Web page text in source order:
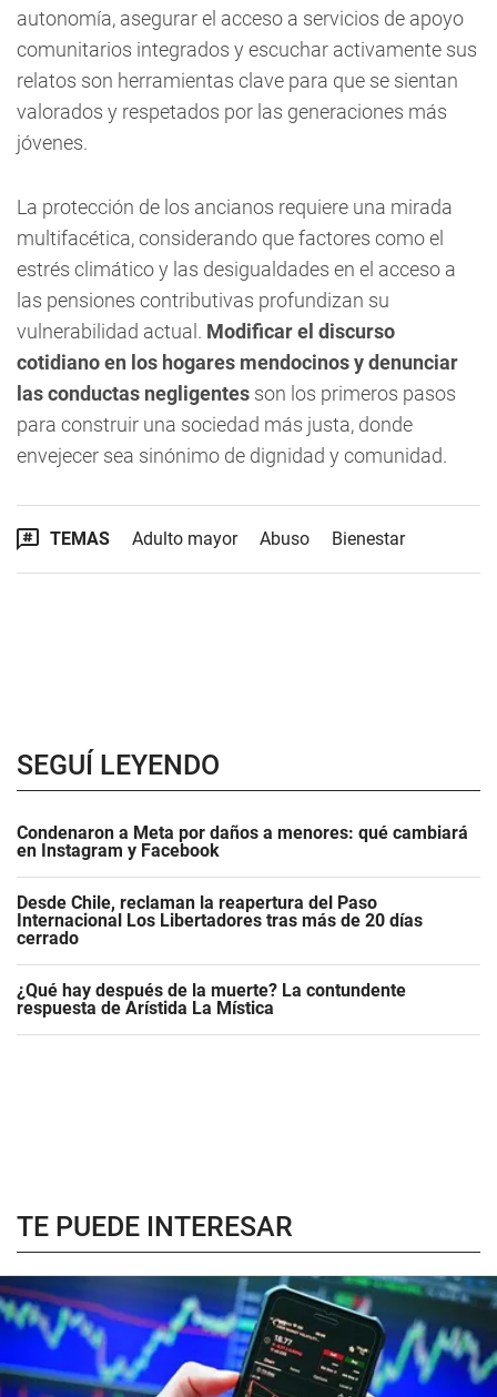
autonomía, asegurar el acceso a servicios de apoyo
comunitarios integrados y escuchar activamente sus
relatos son herramientas clave para que se sientan
valorados y respetados por las generaciones más
jóvenes.
La protección de los ancianos requiere una mirada
multifacética, considerando que factores como el
estrés climático y las desigualdades en el acceso a
las pensiones contributivas profundizan su
vulnerabilidad actual. Modificar el discurso
cotidiano en los hogares mendocinos y denunciar
las conductas negligentes son los primeros pasos
para construir una sociedad más justa, donde
envejecer sea sinónimo de dignidad y comunidad.
TEMAS Adulto mayor Abuso Bienestar
SEGUÍ LEYENDO
Condenaron a Meta por daños a menores: qué cambiará
en Instagram y Facebook
Desde Chile, reclaman la reapertura del Paso
Internacional Los Libertadores tras más de 20 días
cerrado
¿Qué hay después de la muerte? La contundente
respuesta de Arístida La Mística
TE PUEDE INTERESAR